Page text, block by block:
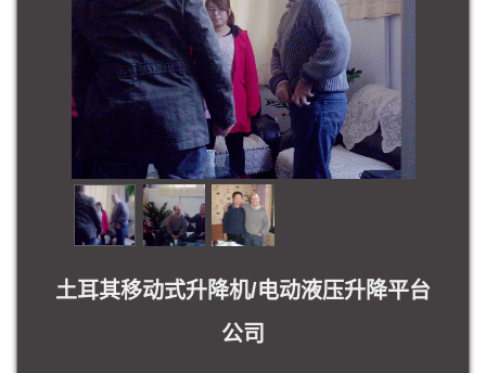
土耳其移动式升降机/电动液压升降平台
公司